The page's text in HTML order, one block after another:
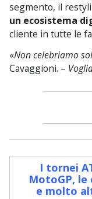
segmento, il
un ecosistema
cliente in tutte le
«Non celebriamo
Cavaggioni. –
I tornei
MotoGP, le
e molto